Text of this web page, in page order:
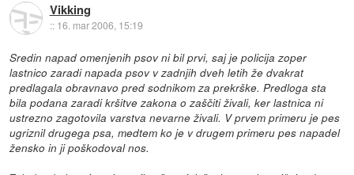
Vikking
:: 16. mar 2006, 15:19
Sredin napad omenjenih psov ni bil prvi, saj je policija zoper
lastnico zaradi napada psov v zadnjih dveh letih že dvakrat
predlagala obravnavo pred sodnikom za prekrške. Predloga sta
bila podana zaradi kršitve zakona o zaščiti živali, ker lastnica ni
ustrezno zagotovila varstva nevarne živali. V prvem primeru je pes
ugriznil drugega psa, medtem ko je v drugem primeru pes napadel
žensko in ji poškodoval nos.